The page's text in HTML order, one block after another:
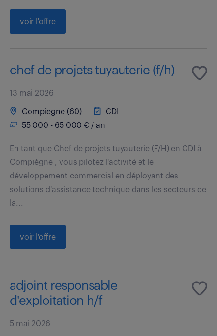
voir l'offre
chef de projets tuyauterie (f/h)
13 mai 2026
Compiegne (60)
CDI
55 000 - 65 000 € / an
En tant que Chef de projets tuyauterie (F/H) en CDI à
Compiègne , vous pilotez l'activité et le
développement commercial en déployant des
solutions d'assistance technique dans les secteurs de
la...
voir l'offre
adjoint responsable
d'exploitation h/f
5 mai 2026